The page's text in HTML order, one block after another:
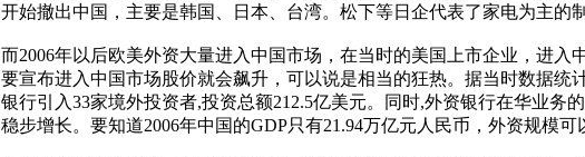
开始撤出中国，主要是韩国、日本、台湾。松下等日企代表了家电为主的
而2006年以后欧美外资大量进入中国市场，在当时的美国上市企业，进入
要宣布进入中国市场股价就会飙升，可以说是相当的狂热。据当时数据统
银行引入33家境外投资者,投资总额212.5亿美元。同时,外资银行在华业务
稳步增长。要知道2006年中国的GDP只有21.94万亿元人民币，外资规模可